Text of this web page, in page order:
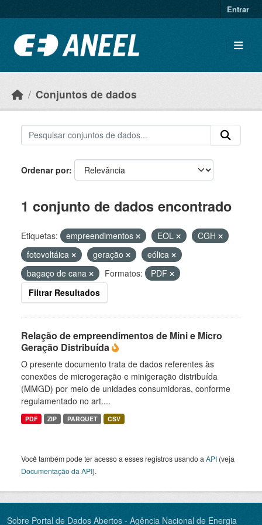
Entrar
Conjuntos de dados
Ordenar por
1 conjunto de dados encontrado
Etiquetas: empreendimentos EOL
CGH
fotovoltáica
geração
eólica
bagaço de cana
Formatos:
PDF
Filtrar Resultados
Relação de empreendimentos de Mini e Micro
Geração Distribuída
O presente documento trata de dados referentes às
conexões de microgeração e minigeração distribuída
(MMGD) por meio de unidades consumidoras, conforme
regulamentado no art....
PDF ZIP PARQUET CSV
Você também pode ter acesso a esses registros usando a API (veja
Documentação da API).
Sobre Portal de Dados Abertos - Agência Nacional de Energia